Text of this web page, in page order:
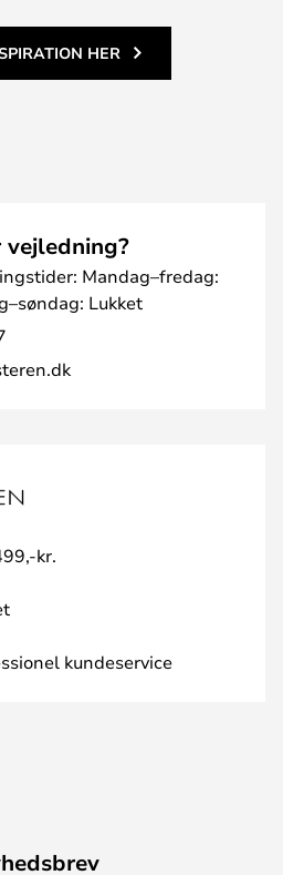
HER
Mandag–fredag:
Lukket
kr.
kundeservice